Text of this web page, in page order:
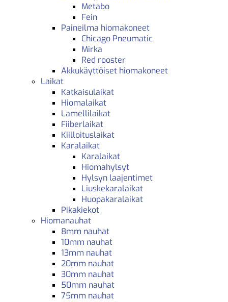
Metabo
Fein
Paineilma hiomakoneet
Chicago Pneumatic
Mirka
Red rooster
Akkukäyttöiset hiomakoneet
Laikat
Katkaisulaikat
Hiomalaikat
Lamellilaikat
Fiiberlaikat
Kiilloituslaikat
Karalaikat
Karalaikat
Hiomahylsyt
Hylsyn laajentimet
Liuskekaralaikat
Huopakaralaikat
Pikakiekot
Hiomanauhat
8mm nauhat
10mm nauhat
13mm nauhat
20mm nauhat
30mm nauhat
50mm nauhat
75mm nauhat